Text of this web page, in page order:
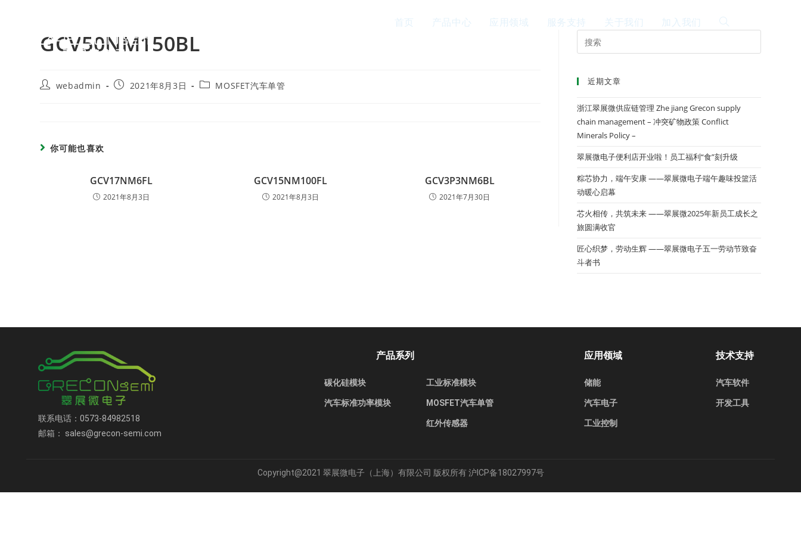
首页 产品中心 应用领域 服务支持 关于我们 加入我们
GCV50NM150BL
webadmin 2021年8月3日 MOSFET汽车单管
你可能也喜欢
GCV17NM6FL
2021年8月3日
GCV15NM100FL
2021年8月3日
GCV3P3NM6BL
2021年7月30日
近期文章
浙江翠展微供应链管理 Zhe jiang Grecon supply
chain management – 冲突矿物政策 Conflict
Minerals Policy –
翠展微电子便利店开业啦！员工福利“食”刻升级
粽芯协力，端午安康 ——翠展微电子端午趣味投篮活
动暖心启幕
芯火相传，共筑未来 ——翠展微2025年新员工成长之
旅圆满收官
匠心织梦，劳动生辉 ——翠展微电子五一劳动节致奋
斗者书
联系电话：0573-84982518
邮箱： sales@grecon-semi.com
产品系列
碳化硅模块
汽车标准功率模块
工业标准模块
MOSFET汽车单管
红外传感器
应用领域
储能
汽车电子
工业控制
技术支持
汽车软件
开发工具
Copyright@2021 翠展微电子（上海）有限公司 版权所有沪ICP备18027997号